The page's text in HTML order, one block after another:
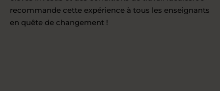
recommande cette expérience à tous les enseignants
en quête de changement !